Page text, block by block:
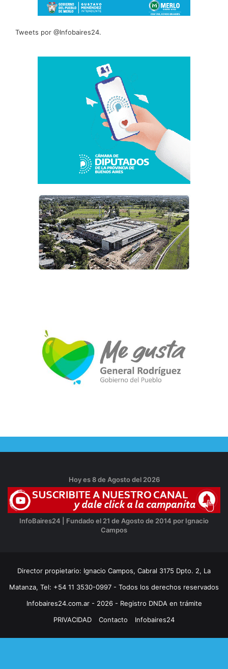
Tweets por @Infobaires24.
Hoy es 8 de Agosto del 2026
InfoBaires24 | Fundado el 21 de Agosto de 2014 por Ignacio
Campos
Director propietario: Ignacio Campos, Cabral 3175 Dpto. 2, La
Matanza, Tel: +54 11 3530-0997 - Todos los derechos reservados
Infobaires24.com.ar - 2026 - Registro DNDA en trámite
PRIVACIDAD
Contacto Infobaires24